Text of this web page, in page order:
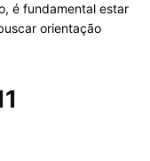
é fundamental estar
orientação